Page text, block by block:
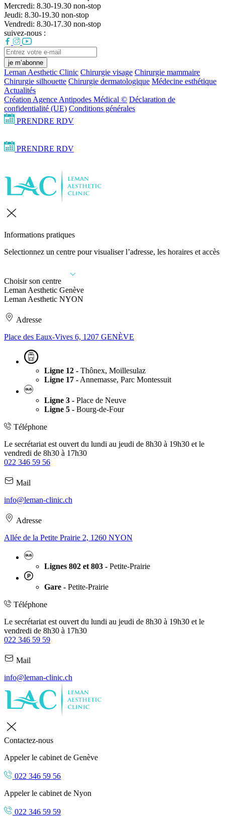
Mercredi: 8.30-19.30 non-stop
Jeudi: 8.30-19.30 non-stop
Vendredi: 8.30-17.30 non-stop
suivez-nous :
je m’abonne
Leman Aesthetic Clinic Chirurgie visage Chirurgie mammaire
Chirurgie silhouette Chirurgie dermatologique Médecine esthétique
Actualités
Création Agence Antipodes Médical © Déclaration de
confidentialité (UE) Conditions générales
PRENDRE RDV
PRENDRE RDV
Informations pratiques
Selectionnez un centre pour visualiser l’adresse, les horaires et accès
Choisir son centre
Leman Aesthetic Genève
Leman Aesthetic NYON
Adresse
Place des Eaux-Vives 6, 1207 GENÈVE
Ligne 12 - Thônex, Moillesulaz
Ligne 17 -Annemasse, Parc Montessuit
Ligne 3 - Place de Neuve
Ligne 5 - Bourg-de-Four
Téléphone
Le secrétariat est ouvert du lundi au jeudi de 8h30 à 19h30 et le
vendredi de 8h30 à 17h30
022 346 59 56
Mail
info@leman-clinic.ch
Adresse
Allée de la Petite Prairie 2, 1260 NYON
Lignes 802 et 803 - Petite-Prairie
Gare - Petite-Prairie
Téléphone
Le secrétariat est ouvert du lundi au jeudi de 8h30 à 19h30 et le
vendredi de 8h30 à 17h30
022 346 59 59
Mail
info@leman-clinic.ch
Contactez-nous
Appeler le cabinet de Genève
022 346 59 56
Appeler le cabinet de Nyon
022 346 59 59